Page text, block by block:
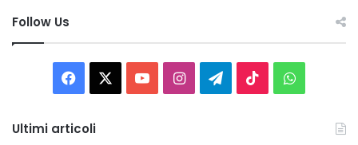
Follow Us
Facebook You InstagramTelegram
TikTok
Ultimi articoli